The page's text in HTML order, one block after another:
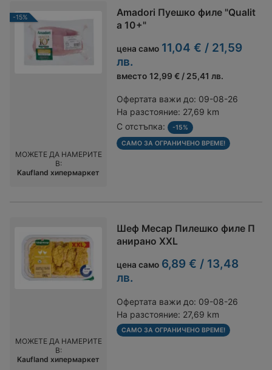
-15%
Amadori Пуешко филе "Qualit
a 10+"
цена само 11,04 € / 21,59
лв.
вместо 12,99 € / 25,41 лв.
Офертата важи до: 09-08-26
На разстояние: 27,69 km
С отстъпка:
-15%
САМО ЗА ОГРАНИЧЕНО ВРЕМЕ!
МОЖЕТЕ ДА НАМЕРИТЕ
В:
Kaufland хипермаркет
Шеф Месар Пилешко филе П
анирано XXL
цена само 6,89 € / 13,48
лв.
Офертата важи до: 09-08-26
На разстояние: 27,69 km
САМО ЗА ОГРАНИЧЕНО ВРЕМЕ!
МОЖЕТЕ ДА НАМЕРИТЕ
В:
Kaufland хипермаркет